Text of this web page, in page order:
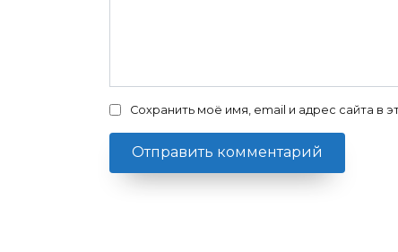
Сохранить моё имя, email и адрес сайта в